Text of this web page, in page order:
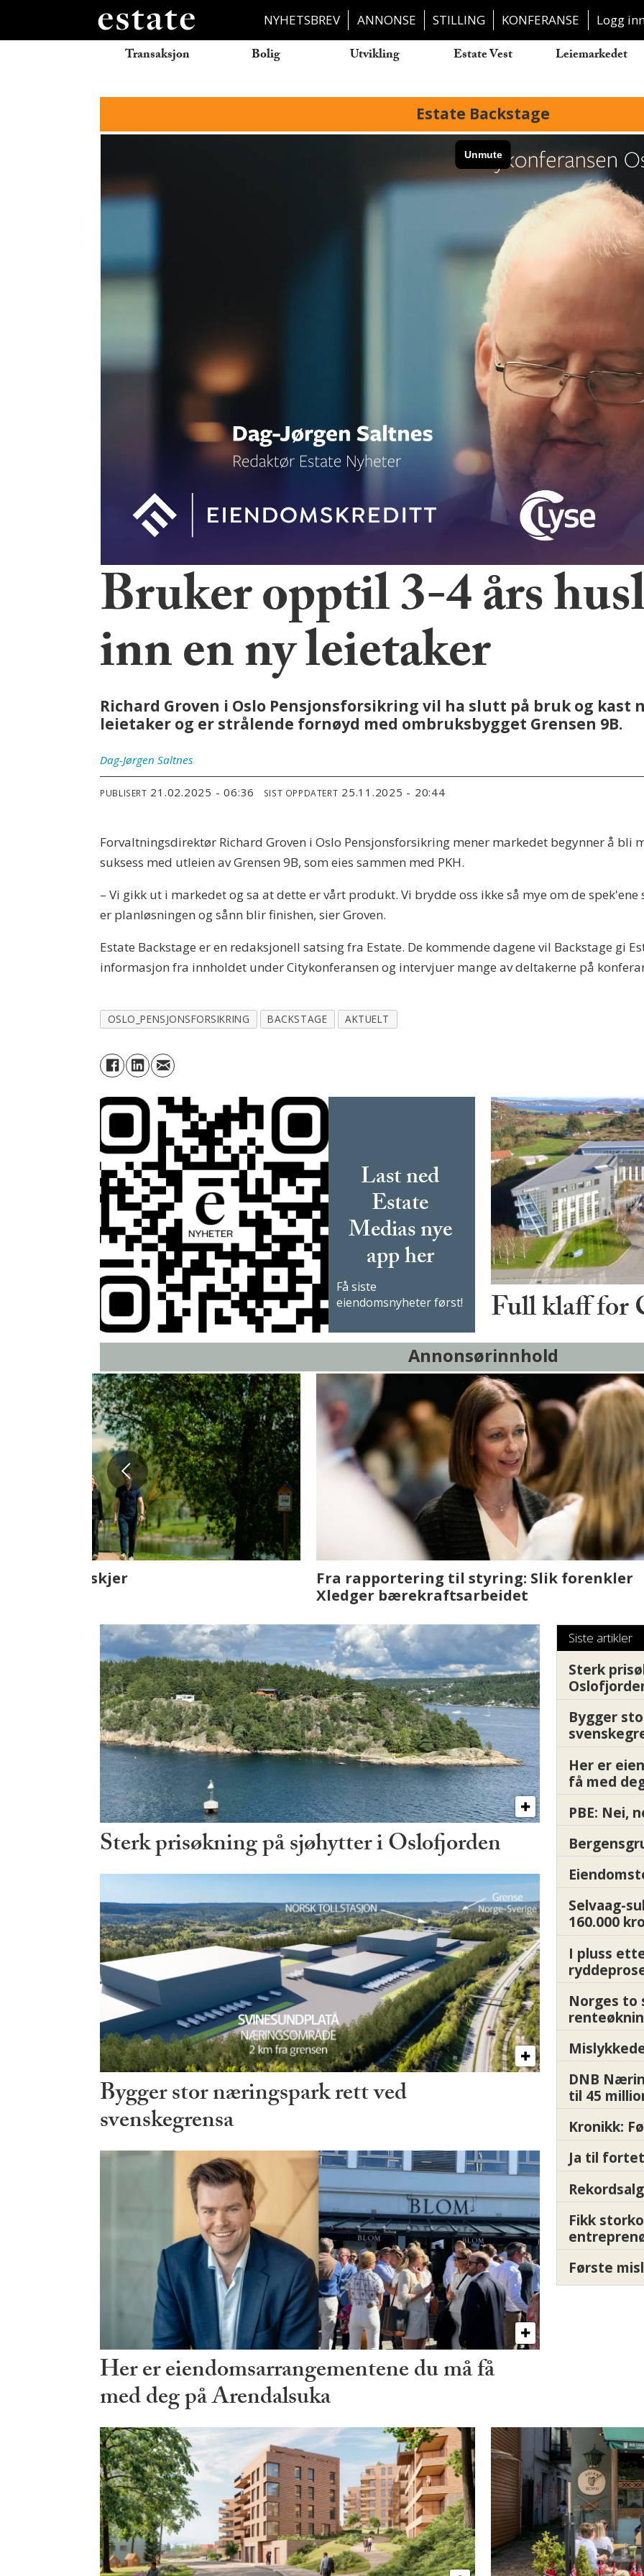
NYHETSBREV ANNONSE STILLING KONFERANSE Logg
Transaksjon Bolig Utvikling Estate Vest Leiemarkedet
Estate Backstage
Bruker opptil 3-4 års
inn en ny leietaker
Richard Groven i Oslo Pensjonsforsikring vil ha slutt på bruk og kast
leietaker og er strålende fornøyd med ombruksbygget Grensen 9B.
Dag-Jørgen Saltnes
PUBLISERT 21.02.2025 - 06:36 SIST OPPDATERT 25.11.2025 - 20:44
Forvaltningsdirektør Richard Groven i Oslo Pensjonsforsikring mener markedet begynner å
suksess med utleien av Grensen 9B, som eies sammen med PKH.
– Vi gikk ut i markedet og sa at dette er vårt produkt. Vi brydde oss ikke så mye om de spek'ene
er planløsningen og sånn blir finishen, sier Groven.
Estate Backstage er en redaksjonell satsing fra Estate. De kommende dagene vil Backstage gi
informasjon fra innholdet under Citykonferansen og intervjuer mange av deltakerne på
OSLO_PENSJONSFORSIKRING BACKSTAGE AKTUELT
Last ned
Estate
Medias nye
app her
Få siste
eiendomsnyheter først!
Full klaff for
Annonsørinnhold
Fenistra endrer eiendomsbransjen med AI. Slik
Det er i Drammen
Sterk prisøkning på sjøhytter i Oslofjorden
Bygger stor næringspark rett ved
svenskegrensa
Her er eiendomsarrangementene du må få
med deg på Arendalsuka
Siste artikler
Sterk
Bygger
Her er
få med
PBE: Nei,
Selvaag-
160.000
I pluss
Norges to
DNB
til 45
Kronikk:
Ja til
Fikk
Første